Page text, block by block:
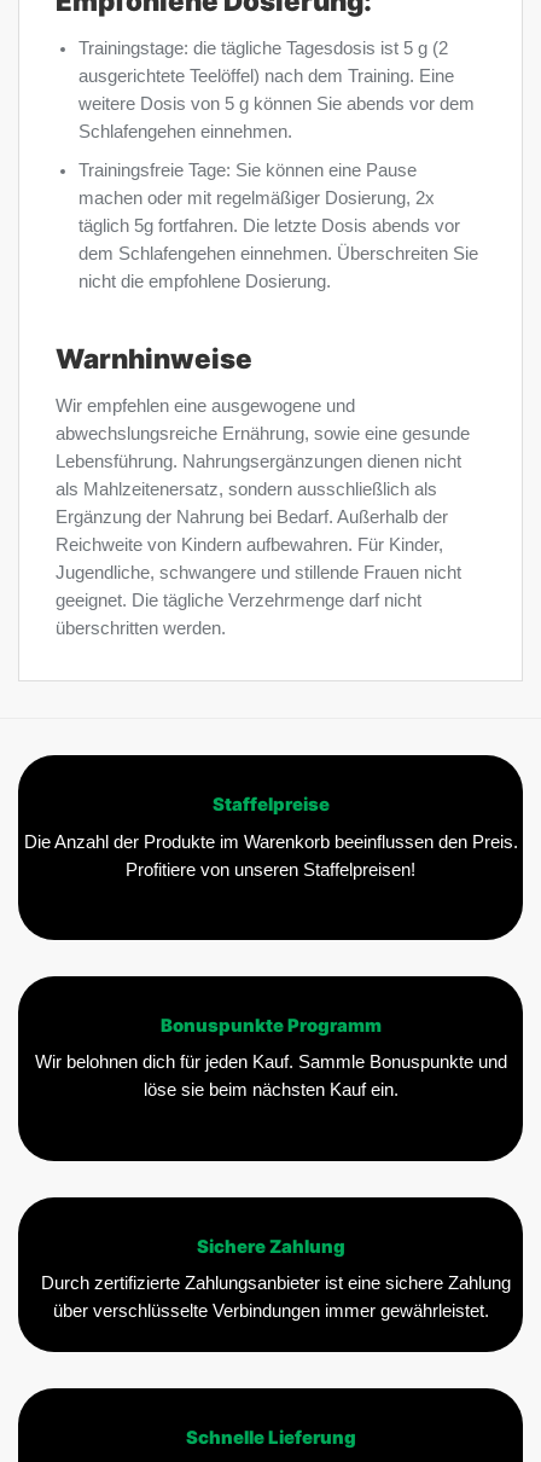
Trainingstage: die tägliche Tagesdosis ist 5 g (2
ausgerichtete Teelöffel) nach dem Training. Eine
weitere Dosis von 5 g können Sie abends vor dem
Schlafengehen einnehmen.
Trainingsfreie Tage: Sie können eine Pause
machen oder mit regelmäßiger Dosierung, 2x
täglich 5g fortfahren. Die letzte Dosis abends vor
dem Schlafengehen einnehmen. Überschreiten Sie
nicht die empfohlene Dosierung.
Warnhinweise
Wir empfehlen eine ausgewogene und
abwechslungsreiche Ernährung, sowie eine gesunde
Lebensführung. Nahrungsergänzungen dienen nicht
als Mahlzeitenersatz, sondern ausschließlich als
Ergänzung der Nahrung bei Bedarf. Außerhalb der
Reichweite von Kindern aufbewahren. Für Kinder,
Jugendliche, schwangere und stillende Frauen nicht
geeignet. Die tägliche Verzehrmenge darf nicht
überschritten werden.
Staffelpreise
Die Anzahl der Produkte im Warenkorb beeinflussen den Preis.
Profitiere von unseren Staffelpreisen!
Bonuspunkte Programm
Wir belohnen dich für jeden Kauf. Sammle Bonuspunkte und
löse sie beim nächsten Kauf ein.
Sichere Zahlung
Durch zertifizierte Zahlungsanbieter ist eine sichere Zahlung
über verschlüsselte Verbindungen immer gewährleistet.
Schnelle Lieferung